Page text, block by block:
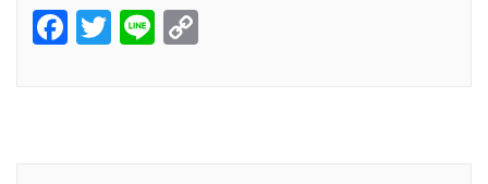
Facebook
Twitter
Line